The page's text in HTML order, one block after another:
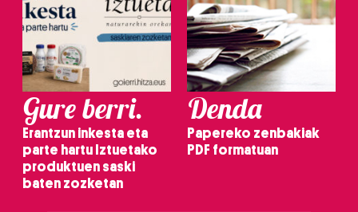
Gure berri.
Erantzun inkesta eta
parte hartu Iztuetako
produktuen saski
baten zozketan
Denda
Papereko zenbakiak
PDF formatuan